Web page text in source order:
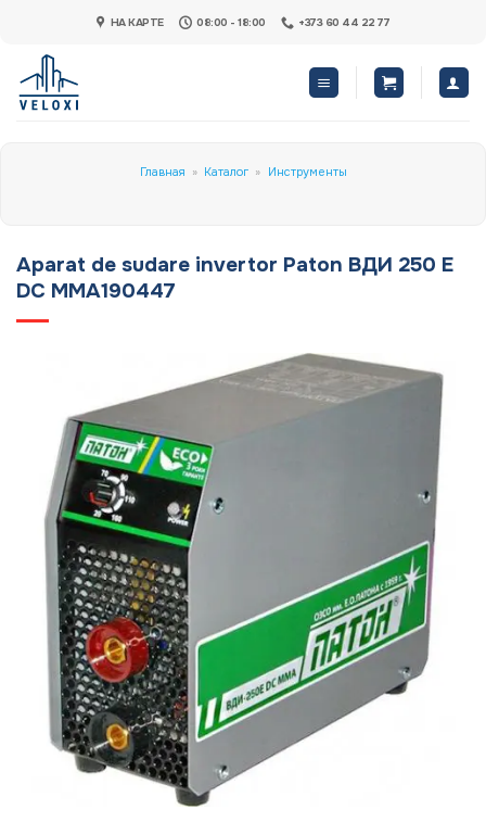
content
НА КАРТЕ 08:00 - 18:00 +373 60 44 22 77
Главная » Каталог » Инструменты
Aparat de sudare invertor Paton ВДИ 250 E
DC MMA190447